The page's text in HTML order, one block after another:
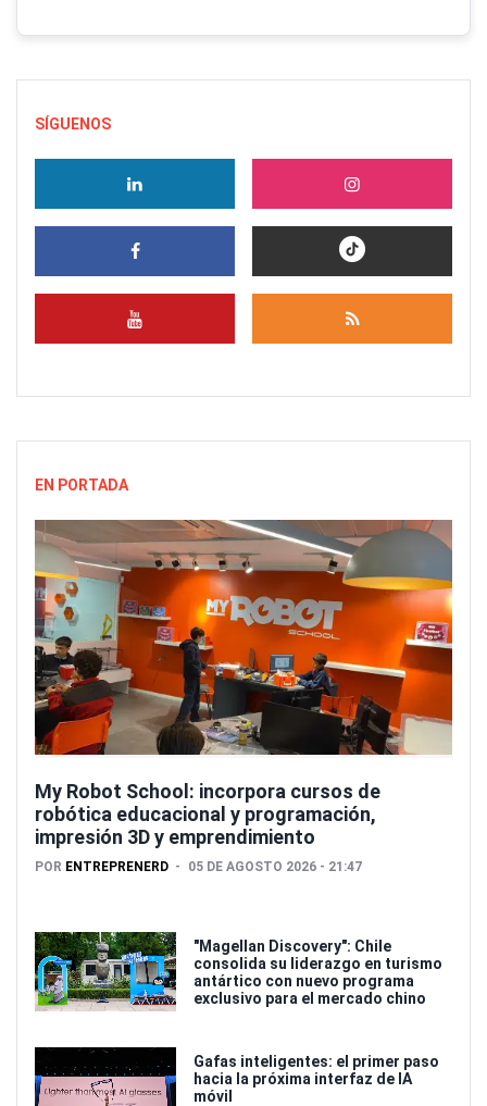
SÍGUENOS
EN PORTADA
My Robot School: incorpora cursos de
robótica educacional y programación,
impresión 3D y emprendimiento
POR ENTREPRENERD 05 DE AGOSTO 2026 - 21:47
"Magellan Discovery": Chile
consolida su liderazgo en turismo
antártico con nuevo programa
exclusivo para el mercado chino
Gafas inteligentes: el primer paso
hacia la próxima interfaz de IA
móvil